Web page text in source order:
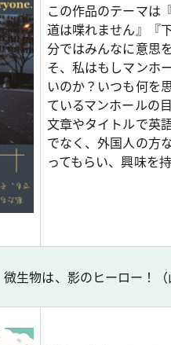
この作品のテーマは
道は喋れません』『
分ではみんなに意思
そ、私はもしマンホ
いのか？いつも何を
ているマンホールの
文章やタイトルで英
でなく、外国人の方
ってもらい、興味を
微生物は、影のヒーロー！